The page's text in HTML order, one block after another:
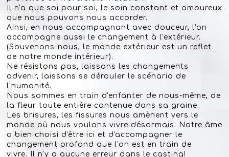
Il n'a que soi pour soi, le soin constant et amoureux
que nous pouvons nous accorder.
Ainsi, en nous accompagnant avec douceur, l'on
accompagne aussi le changement à l'extérieur.
(Souvenons-nous, le monde extérieur est un reflet
de notre monde intérieur).
Ne résistons pas, laissons les changements
advenir, laissons se dérouler le scénario de
l'humanité.
Nous sommes en train d'enfanter de nous-même, de
la fleur toute entière contenue dans sa graine.
Les brisures, les fissures nous amènent vers le
monde où nous voulons vivre désormais. Notre âme
a bien choisi d'être ici et d'accompagner le
changement profond que l'on est en train de
vivre. Il n'y a aucune erreur dans le casting!